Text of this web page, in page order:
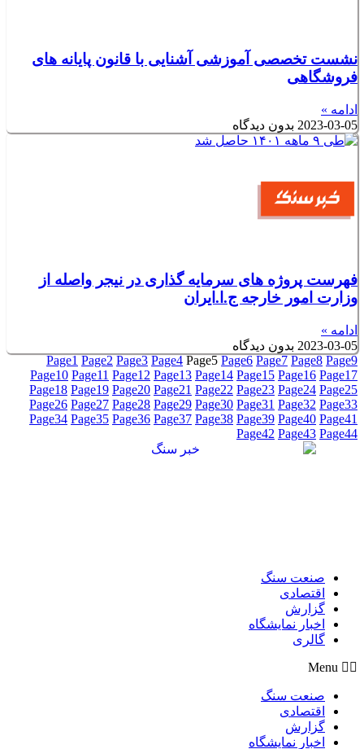
نشست تخصصی آموزشی آشنایی با قانون پایانه های
فروشگاهی
ادامه »
2023-03-05 بدون دیدگاه
فهرست پروژه های سرمایه گذاری در نیجر واصله از
وزارت امور خارجه ج.ا.ایران
ادامه »
2023-03-05 بدون دیدگاه
Page1 Page2 Page3 Page4 Page5 Page6 Page7 Page8 Page9
Page10 Page11 Page12 Page13 Page14 Page15 Page16 Page17
Page18 Page19 Page20 Page21 Page22 Page23 Page24 Page25
Page26 Page27 Page28 Page29 Page30 Page31 Page32 Page33
Page34 Page35 Page36 Page37 Page38 Page39 Page40 Page41
Page42 Page43 Page44
صنعت سنگ
اقتصادی
گزارش
اخبار نمایشگاه
گالری
Menu
صنعت سنگ
اقتصادی
گزارش
اخبار نمایشگاه